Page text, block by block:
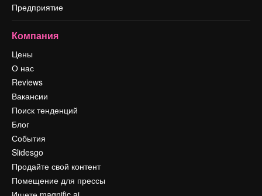
Предприятие
Компания
Цены
О нас
Reviews
Вакансии
Поиск тенденций
Блог
События
Slidesgo
Продайте свой контент
Помещение для прессы